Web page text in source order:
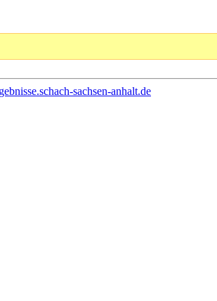
sachsen-anhalt.de